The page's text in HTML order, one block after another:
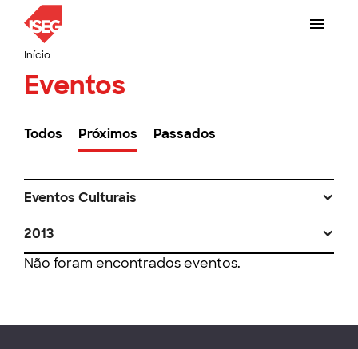
Início
Eventos
Todos Próximos Passados
Eventos Culturais
2013
Não foram encontrados eventos.